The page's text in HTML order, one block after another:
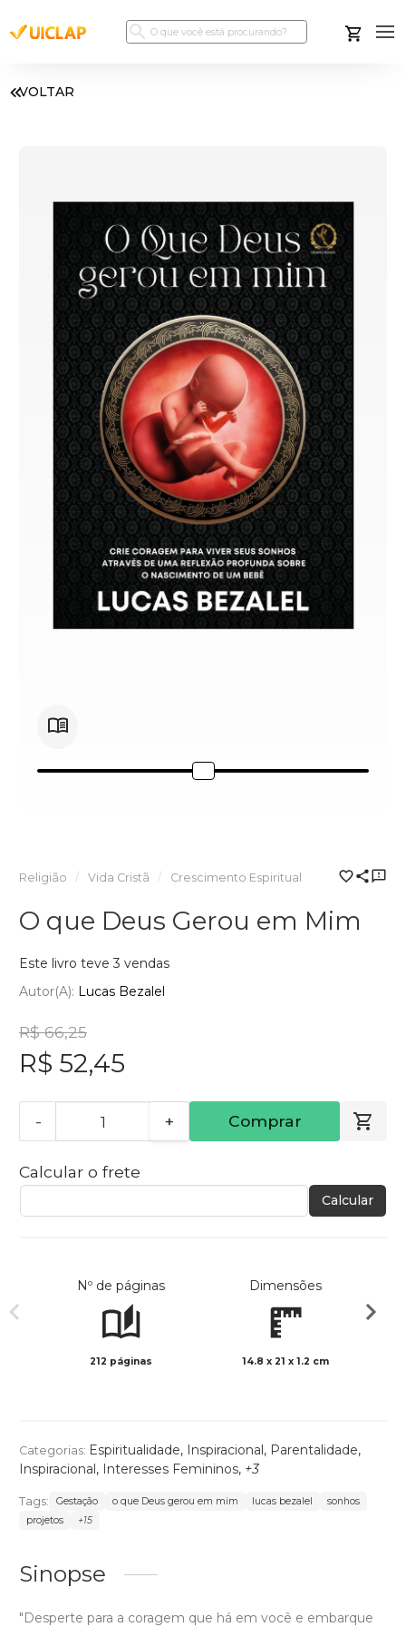
VOLTAR
Religião Vida Cristã Crescimento Espiritual
O que Deus Gerou em Mim
Este livro teve 3 vendas
Autor(a): Lucas Bezalel
R$ 66,25
R$ 52,45
- + Comprar
Calcular o frete
Calcular
Nº de páginas
212 páginas
Dimensões
14.8 x 21 x 1.2 cm
Categorias: Espiritualidade, Inspiracional, Parentalidade,
Inspiracional, Interesses Femininos, +3
Tags: Gestação o que Deus gerou em mim lucas bezalel
sonhos
projetos
+15
Sinopse
"Desperte para a coragem que há em você e embarque